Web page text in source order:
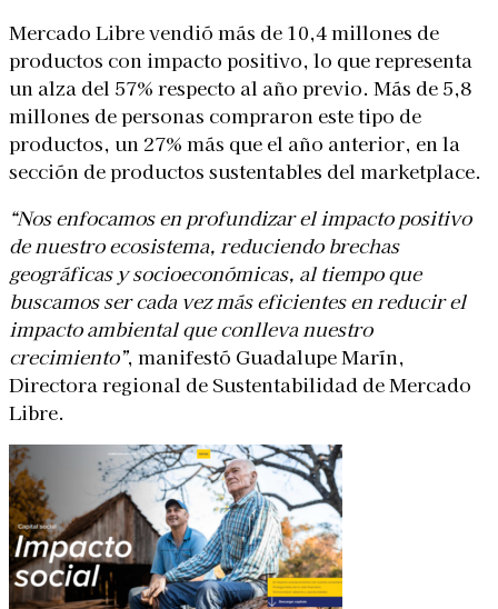
Mercado Libre vendió más de 10,4 millones de
productos con impacto positivo, lo que representa
un alza del 57% respecto al año previo. Más de 5,8
millones de personas compraron este tipo de
productos, un 27% más que el año anterior, en la
sección de productos sustentables del marketplace.
“Nos enfocamos en profundizar el impacto positivo
de nuestro ecosistema, reduciendo brechas
geográficas y socioeconómicas, al tiempo que
buscamos ser cada vez más eficientes en reducir el
impacto ambiental que conlleva nuestro
crecimiento”, manifestó Guadalupe Marín,
Directora regional de Sustentabilidad de Mercado
Libre.